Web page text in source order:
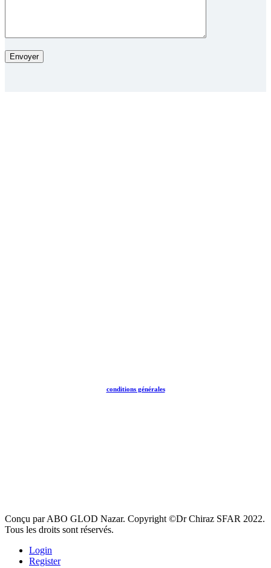
conditions générales
Conçu par ABO GLOD Nazar. Copyright ©Dr Chiraz SFAR 2022.
Tous les droits sont réservés.
Login
Register